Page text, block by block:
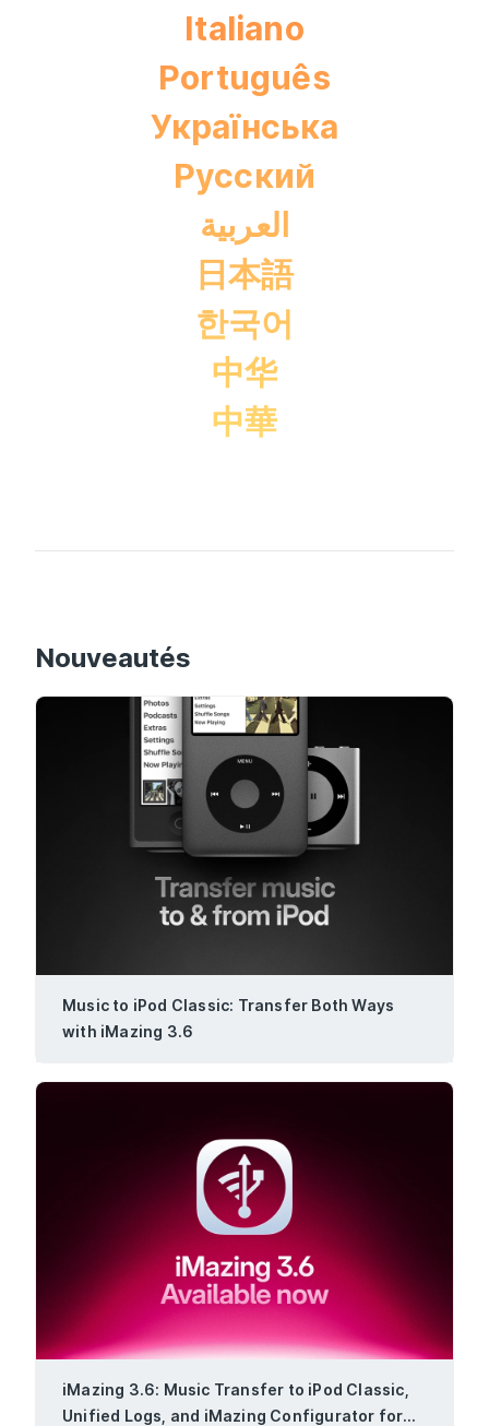
Italiano
Português
Українська
Pусский
العربية
日本語
한국어
中华
中華
Nouveautés
Music to iPod Classic: Transfer Both Ways
with iMazing 3.6
iMazing 3.6: Music Transfer to iPod Classic,
Unified Logs, and iMazing Configurator for